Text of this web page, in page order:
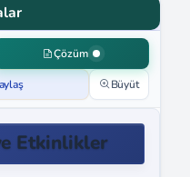
Çözüm
Büyüt
Etkinlikler